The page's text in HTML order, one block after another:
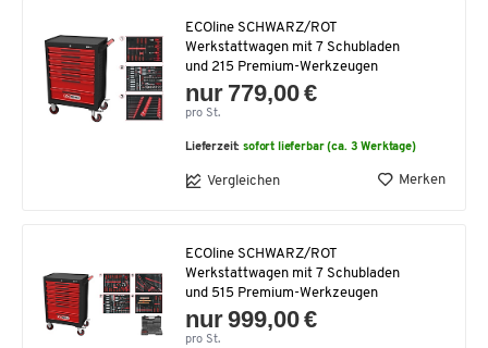
ECOline SCHWARZ/ROT
Werkstattwagen mit 7 Schubladen
und 215 Premium-Werkzeugen
nur 779,00 €
pro St.
Lieferzeit:sofort lieferbar (ca. 3 Werktage)
Vergleichen Merken
ECOline SCHWARZ/ROT
Werkstattwagen mit 7 Schubladen
und 515 Premium-Werkzeugen
nur 999,00 €
pro St.